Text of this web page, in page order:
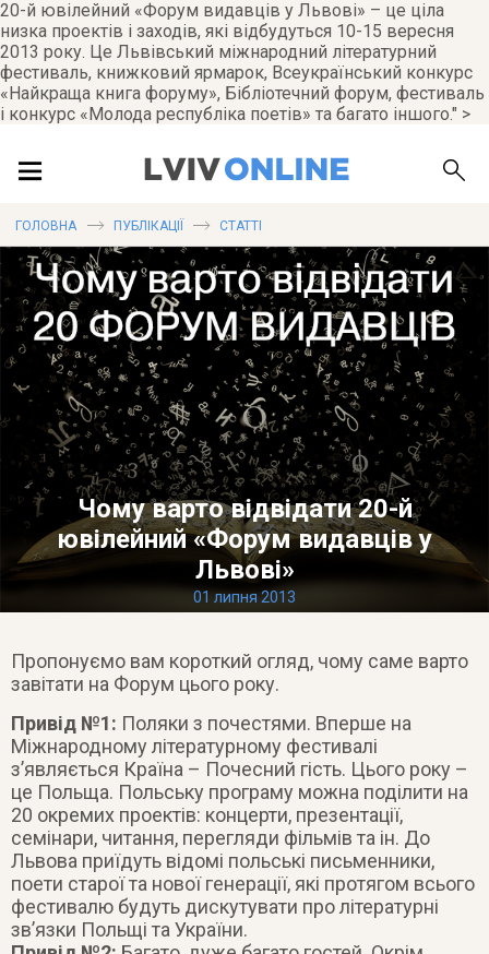
20-й ювілейний «Форум видавців у Львові» – це ціла
низка проектів і заходів, які відбудуться 10-15 вересня
2013 року. Це Львівський міжнародний літературний
фестиваль, книжковий ярмарок, Всеукраїнський конкурс
«Найкраща книга форуму», Бібліотечний форум, фестиваль
і конкурс «Молода республіка поетів» та багато іншого." >
ПОДІЇ
ПУБЛІКАЦІЇ
ДОВІДКА
ГОЛОВНА ПУБЛІКАЦІЇ СТАТТІ
Чому варто відвідати 20-й
ювілейний «Форум видавців у
Львові»
01 липня 2013
Пропонуємо вам короткий огляд, чому саме варто
завітати на Форум цього року.
Привід №1: Поляки з почестями. Вперше на
Міжнародному літературному фестивалі
з’являється Країна – Почесний гість. Цього року –
це Польща. Польську програму можна поділити на
20 окремих проектів: концерти, презентації,
семінари, читання, перегляди фільмів та ін. До
Львова приїдуть відомі польські письменники,
поети старої та нової генерації, які протягом всього
фестивалю будуть дискутувати про літературні
зв’язки Польщі та України.